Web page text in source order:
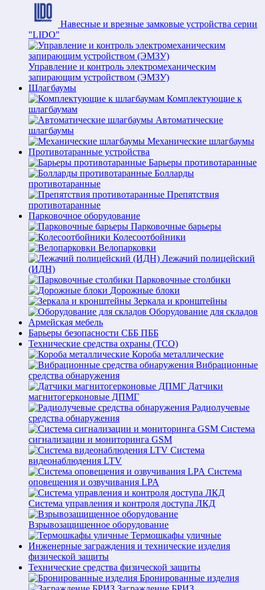
Навесные и врезные замковые устройства серии
"LIDO"
Управление и контроль электромеханическим
запирающим устройством (ЭМЗУ)
Шлагбаумы
Комплектующие к
шлагбаумам
Автоматические
шлагбаумы
Механические шлагбаумы
Противотаранные устройства
Барьеры противотаранные
Болларды
противотаранные
Препятствия
противотаранные
Парковочное оборудование
Парковочные барьеры
Колесоотбойники
Велопарковки
Лежачий полицейский
(ИДН)
Парковочные столбики
Дорожные блоки
Зеркала и кронштейны
Оборудование для складов
Армейская мебель
Барьеры безопасности СББ ПББ
Технические средства охраны (ТСО)
Короба металлические
Вибрационные
средства обнаружения
Датчики
магнитогерконовые ДПМГ
Радиолучевые
средства обнаружения
Система
сигнализации и мониторинга GSM
Система
видеонаблюдения LTV
Система
оповещения и озвучивания LPA
Система управления и контроля доступа ЛКД
Взрывозащищенное оборудование
Термошкафы уличные
Инженерные заграждения и технические изделия
физической защиты
Технические средства физической защиты
Бронированные изделия